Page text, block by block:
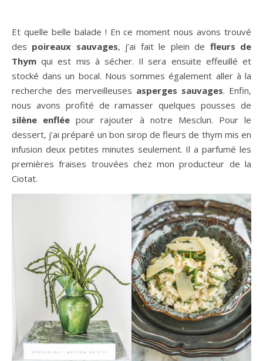
Et quelle belle balade ! En ce moment nous avons trouvé
des poireaux sauvages, j’ai fait le plein de fleurs de
Thym qui est mis à sécher. Il sera ensuite effeuillé et
stocké dans un bocal. Nous sommes également aller à la
recherche des merveilleuses asperges sauvages. Enfin,
nous avons profité de ramasser quelques pousses de
silène enflée pour rajouter à notre Mesclun. Pour le
dessert, j’ai préparé un bon sirop de fleurs de thym mis en
infusion deux petites minutes seulement. Il a parfumé les
premières fraises trouvées chez mon producteur de la
Ciotat.